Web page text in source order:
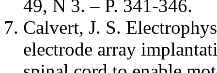
49, N 3. – P. 341-346.
Calvert, J. S.
electrode array